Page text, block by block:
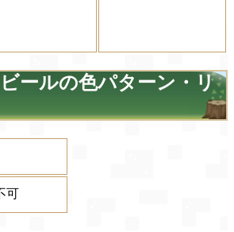
ールの色パターン・リ
可